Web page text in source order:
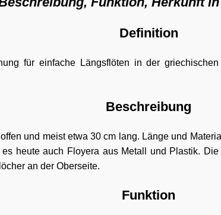
Definition
für einfache Längsflöten in der
Beschreibung
und meist etwa 30 cm lang. Länge und
heute auch Floyera aus Metall und Plastik.
an der Oberseite.
Funktion